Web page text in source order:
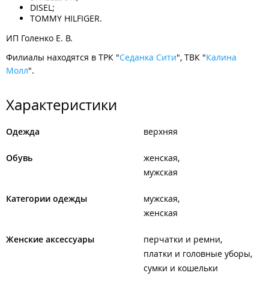
DISEL;
TOMMY HILFIGER.
ИП Голенко Е. В.
Филиалы находятся в ТРК "Седанка Сити", ТВК "Калина
Молл".
Характеристики
Одежда верхняя
Обувь
женская
мужская
Категории одежды
мужская
женская
Женские аксессуары
перчатки и ремни
платки и головные уборы
сумки и кошельки